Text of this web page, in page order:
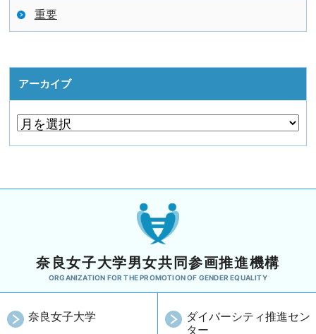
重要
アーカイブ
奈良女子大学男女共同参画推進機構
ORGANIZATION FOR THE PROMOTION OF GENDER EQUALITY
奈良女子大学
ダイバーシティ推進セン
ター